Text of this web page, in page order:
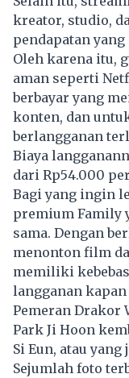
kreator, studio,
pendapatan
Oleh karena itu,
aman seperti
berbayar yang
konten, dan
berlangganan
Biaya
dari Rp54.000
Bagi yang ingin
premium Family
sama. Dengan
menonton film
memiliki
langganan kapan
Pemeran Drakor
Park Ji Hoon
Si Eun, atau yang
Sejumlah foto